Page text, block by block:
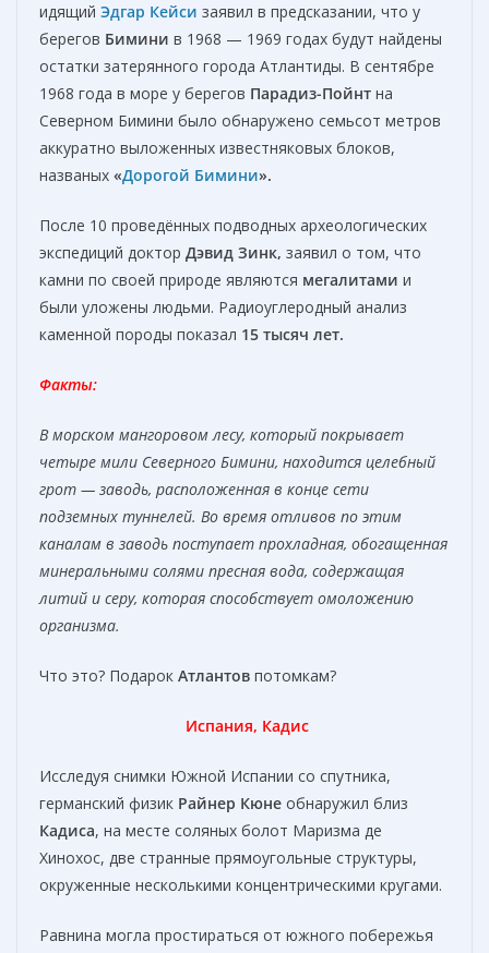
идящий Эдгар Кейси заявил в предсказании, что у
берегов Бимини в 1968 — 1969 годах будут найдены
остатки затерянного города Атлантиды. В сентябре
1968 года в море у берегов Парадиз-Пойнт на
Северном Бимини было обнаружено семьсот метров
аккуратно выложенных известняковых блоков,
названых «Дорогой Бимини».
После 10 проведённых подводных археологических
экспедиций доктор Дэвид Зинк, заявил о том, что
камни по своей природе являются мегалитами и
были уложены людьми. Радиоуглеродный анализ
каменной породы показал 15 тысяч лет.
Факты:
В морском мангоровом лесу, который покрывает
четыре мили Северного Бимини, находится целебный
грот — заводь, расположенная в конце сети
подземных туннелей. Во время отливов по этим
каналам в заводь поступает прохладная, обогащенная
минеральными солями пресная вода, содержащая
литий и серу, которая способствует омоложению
организма.
Что это? Подарок Атлантов потомкам?
Испания, Кадис
Исследуя снимки Южной Испании со спутника,
германский физик Райнер Кюне обнаружил близ
Кадиса, на месте соляных болот Маризма де
Хинохос, две странные прямоугольные структуры,
окруженные несколькими концентрическими кругами.
Равнина могла простираться от южного побережья